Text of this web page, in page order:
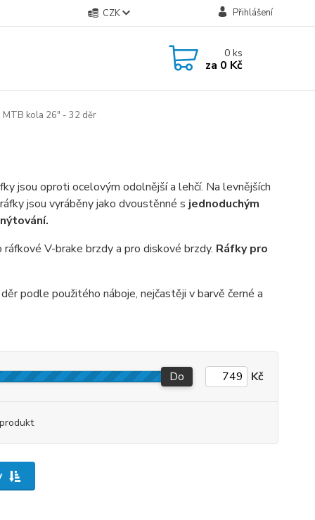
CZK Přihlášení
0ks
za 0 Kč
MTB kola 26" - 32 děr
jsou oproti ocelovým odolnější a lehčí. Na levnějších
jsou vyráběny jako dvoustěnné s jednoduchým
V-brake brzdy a pro diskové brzdy. Ráfky pro
podle použitého náboje, nejčastěji v barvě černé a
Do Kč